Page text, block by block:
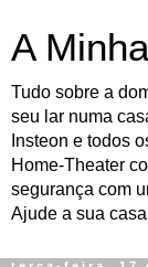
A
Tudo sobre a
seu lar numa
Insteon e todos
Home-Theater
segurança com
Ajude a sua